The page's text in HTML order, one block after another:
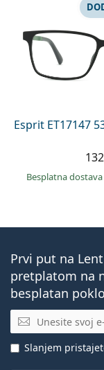
Esprit ET17147
Besplatna dostava
Prvi put na
pretplatom na
besplatan
E-mail
Slanjem